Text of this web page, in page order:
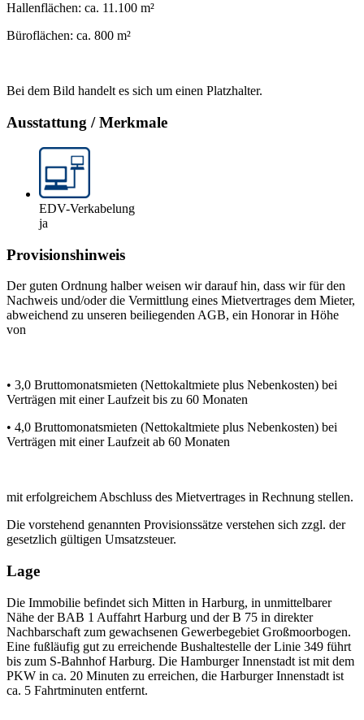
Hallenflächen: ca. 11.100 m²
Büroflächen: ca. 800 m²
Bei dem Bild handelt es sich um einen Platzhalter.
Ausstattung / Merkmale
EDV-Verkabelung
ja
Provisionshinweis
Der guten Ordnung halber weisen wir darauf hin, dass wir für den
Nachweis und/oder die Vermittlung eines Mietvertrages dem Mieter,
abweichend zu unseren beiliegenden AGB, ein Honorar in Höhe
von
• 3,0 Bruttomonatsmieten (Nettokaltmiete plus Nebenkosten) bei
Verträgen mit einer Laufzeit bis zu 60 Monaten
• 4,0 Bruttomonatsmieten (Nettokaltmiete plus Nebenkosten) bei
Verträgen mit einer Laufzeit ab 60 Monaten
mit erfolgreichem Abschluss des Mietvertrages in Rechnung stellen.
Die vorstehend genannten Provisionssätze verstehen sich zzgl. der
gesetzlich gültigen Umsatzsteuer.
Lage
Die Immobilie befindet sich Mitten in Harburg, in unmittelbarer
Nähe der BAB 1 Auffahrt Harburg und der B 75 in direkter
Nachbarschaft zum gewachsenen Gewerbegebiet Großmoorbogen.
Eine fußläufig gut zu erreichende Bushaltestelle der Linie 349 führt
bis zum S-Bahnhof Harburg. Die Hamburger Innenstadt ist mit dem
PKW in ca. 20 Minuten zu erreichen, die Harburger Innenstadt ist
ca. 5 Fahrtminuten entfernt.